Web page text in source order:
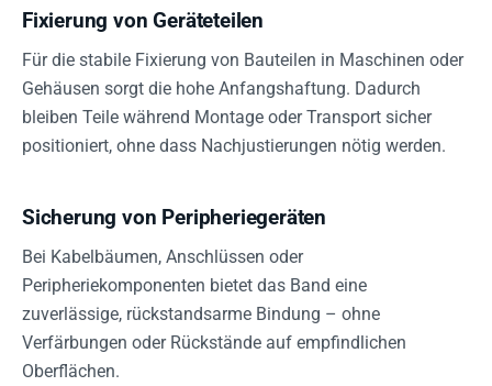
Fixierung von Geräteteilen
Für die stabile Fixierung von Bauteilen in Maschinen oder
Gehäusen sorgt die hohe Anfangshaftung. Dadurch
bleiben Teile während Montage oder Transport sicher
positioniert, ohne dass Nachjustierungen nötig werden.
Sicherung von Peripheriegeräten
Bei Kabelbäumen, Anschlüssen oder
Peripheriekomponenten bietet das Band eine
zuverlässige, rückstandsarme Bindung – ohne
Verfärbungen oder Rückstände auf empfindlichen
Oberflächen.